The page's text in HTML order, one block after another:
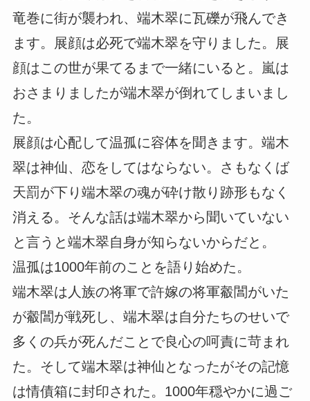
竜巻に街が襲われ、端木翠に瓦礫が飛んでき
ます。展顔は必死で端木翠を守りました。展
顔はこの世が果てるまで一緒にいると。嵐は
おさまりましたが端木翠が倒れてしまいまし
た。
展顔は心配して温孤に容体を聞きます。端木
翠は神仙、恋をしてはならない。さもなくば
天罰が下り端木翠の魂が砕け散り跡形もなく
消える。そんな話は端木翠から聞いていない
と言うと端木翠自身が知らないからだと。
温孤は1000年前のことを語り始めた。
端木翠は人族の将軍で許嫁の将軍觳閶がいた
が觳閶が戦死し、端木翠は自分たちのせいで
多くの兵が死んだことで良心の呵責に苛まれ
た。そして端木翠は神仙となったがその記憶
は情債箱に封印された。1000年穏やかに過ご